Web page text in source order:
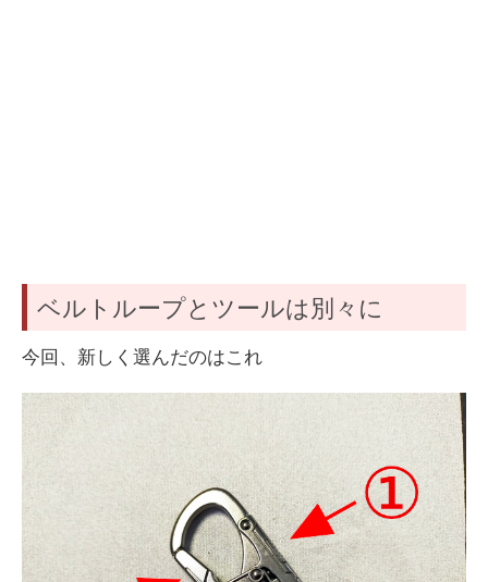
ベルトループとツールは別々に
今回、新しく選んだのはこれ